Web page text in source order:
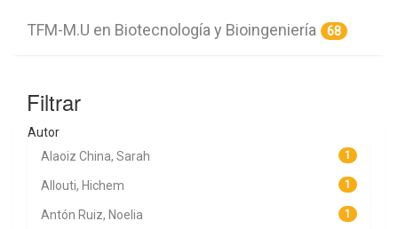
TFM-M.U en Biotecnología y Bioingeniería 68
Filtrar
Autor
1
Alaoiz China, Sarah
1
Allouti, Hichem
1
Antón Ruiz, Noelia